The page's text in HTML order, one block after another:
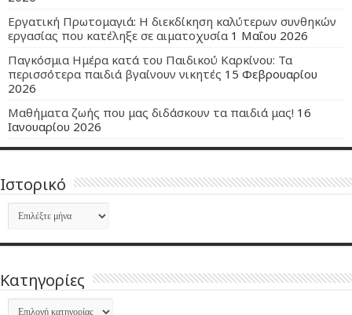
Εργατική Πρωτομαγιά: Η διεκδίκηση καλύτερων συνθηκών
εργασίας που κατέληξε σε αιματοχυσία 1 Μαΐου 2026
Παγκόσμια Ημέρα κατά του Παιδικού Καρκίνου: Τα
περισσότερα παιδιά βγαίνουν νικητές 15 Φεβρουαρίου
2026
Μαθήματα ζωής που μας διδάσκουν τα παιδιά μας! 16
Ιανουαρίου 2026
Ιστορικό
Ιστορικό
Kατηγορίες
Kατηγορίες